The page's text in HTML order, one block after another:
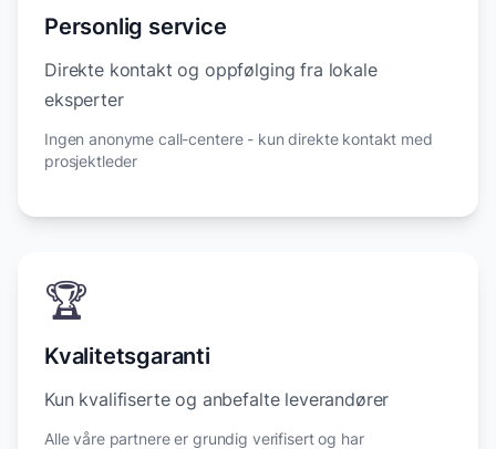
Personlig service
Direkte kontakt og oppfølging fra lokale
eksperter
Ingen anonyme call-centere - kun direkte kontakt med
prosjektleder
🏆
Kvalitetsgaranti
Kun kvalifiserte og anbefalte leverandører
Alle våre partnere er grundig verifisert og har